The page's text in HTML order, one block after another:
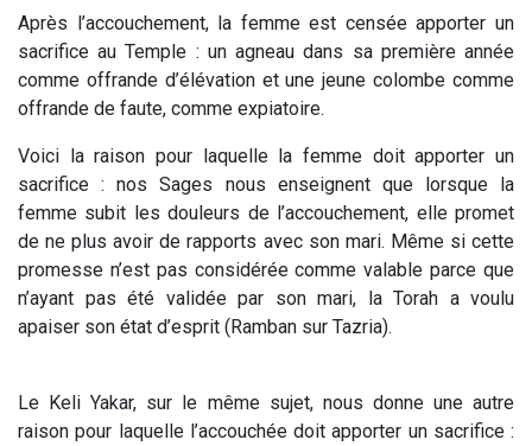
Après l’accouchement, la femme est censée apporter un
sacrifice au Temple : un agneau dans sa première année
comme offrande d’élévation et une jeune colombe comme
offrande de faute, comme expiatoire.
Voici la raison pour laquelle la femme doit apporter un
sacrifice : nos Sages nous enseignent que lorsque la
femme subit les douleurs de l’accouchement, elle promet
de ne plus avoir de rapports avec son mari. Même si cette
promesse n’est pas considérée comme valable parce que
n’ayant pas été validée par son mari, la Torah a voulu
apaiser son état d’esprit (Ramban sur Tazria).
Le Keli Yakar, sur le même sujet, nous donne une autre
raison pour laquelle l’accouchée doit apporter un sacrifice :